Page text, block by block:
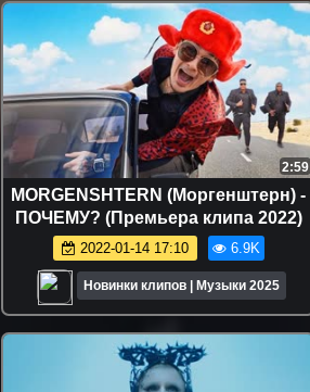
2:59
MORGENSHTERN (Моргенштерн) -
ПОЧЕМУ? (Премьера клипа 2022)
2022-01-14 17:10 6.9K
Новинки клипов | Музыки 2025